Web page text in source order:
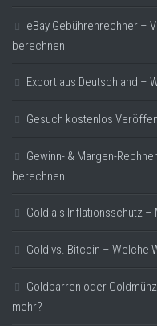
eBay Gebührenrechner –
berechnen
Export aus Deutschland –
Gesuch kostenlos
Gewinn- & Margen-
berechnen
Gold als Inflationsschutz –
Gold vs. Bitcoin – Welche
Goldbarren oder
mehr?